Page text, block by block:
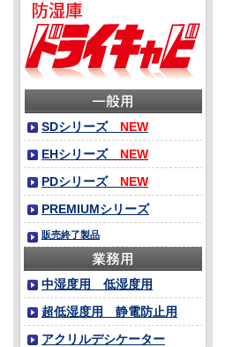
SDシリーズ NEW
EHシリーズ NEW
PDシリーズ NEW
PREMIUMシリーズ
販売終了製品
中湿度用 低湿度用
超低湿度用 静電防止用
アクリルデシケーター